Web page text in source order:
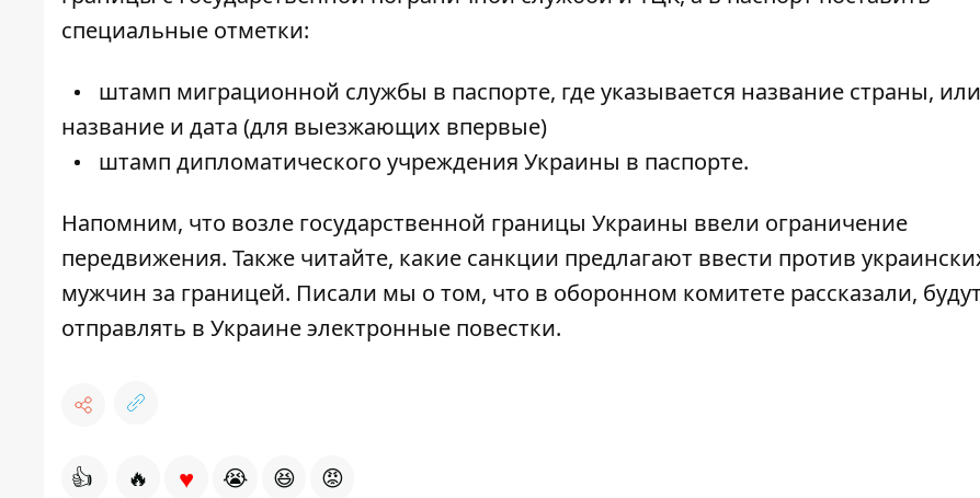
специальные отметки:
штамп миграционной службы в паспорте, где указывается название страны, или
название и дата (для выезжающих впервые)
штамп дипломатического учреждения Украины в паспорте.
Напомним, что возле государственной границы Украины ввели ограничение
передвижения. Также читайте, какие санкции предлагают ввести против
мужчин за границей. Писали мы о том, что в оборонном комитете рассказали,
отправлять в Украине электронные повестки.
👍 🔥 ♥ 😭 😆 😡